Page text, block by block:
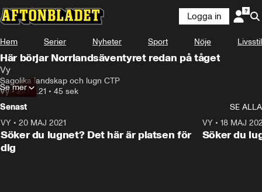
Annons
Annons från Vy
Logga in
Hem Serier Nyheter Sport Nöje Livsstil
Här börjar Norrlandsäventyret redan på tåget
Vy
Sagolika landskap och lugn CTP
Vy•22.04.21 • 45 sek
Se mer
Senast
SE ALLA
VY • 20 MAJ 2021
Söker du lugnet? Det här är platsen för
dig
VY• 18 MAJ
Söker du